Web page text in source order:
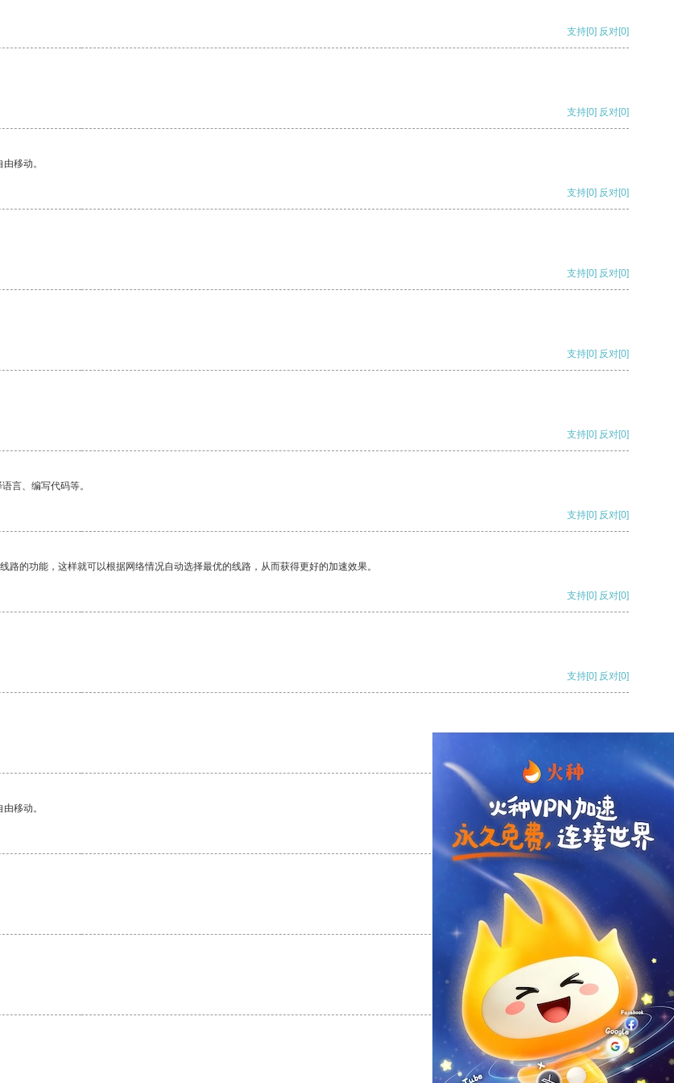
支持[0] 反对[0]
支持[0] 反对[0]
移动。
支持[0] 反对[0]
支持[0] 反对[0]
支持[0] 反对[0]
支持[0] 反对[0]
言、编写代码等。
支持[0] 反对[0]
的功能，这样就可以根据网络情况自动选择最优的线路，从而获得更好的加速效果。
支持[0] 反对[0]
支持[0] 反对[0]
移动。
支持 [0] 反对[0]
支持[0] 反对
支持[0] 反对[0]